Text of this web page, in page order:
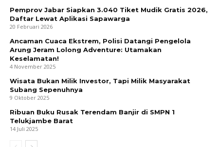
Pemprov Jabar Siapkan 3.040 Tiket Mudik Gratis 2026,
Daftar Lewat Aplikasi Sapawarga
20 Februari 2026
Ancaman Cuaca Ekstrem, Polisi Datangi Pengelola
Arung Jeram Lolong Adventure: Utamakan
Keselamatan!
4 November 2025
Wisata Bukan Milik Investor, Tapi Milik Masyarakat
Subang Sepenuhnya
9 Oktober 2025
Ribuan Buku Rusak Terendam Banjir di SMPN 1
Telukjambe Barat
14 Juli 2025